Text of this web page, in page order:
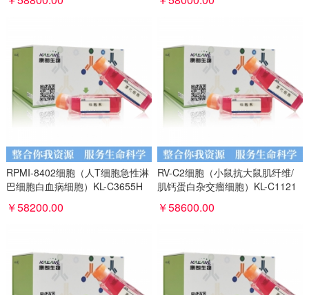
RPMI-8402细胞（人T细胞急性淋
巴细胞白血病细胞）KL-C3655H
￥58200.00
RV-C2细胞（小鼠抗大鼠肌纤维/
肌钙蛋白杂交瘤细胞）KL-C1121
￥58600.00